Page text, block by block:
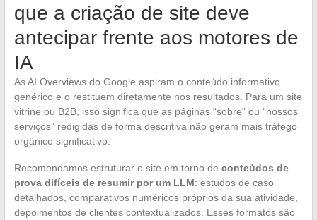
que a criação de site deve
antecipar frente aos motores de
IA
As AI Overviews do Google aspiram o conteúdo informativo
genérico e o restituem diretamente nos resultados. Para um site
vitrine ou B2B, isso significa que as páginas “sobre” ou “nossos
serviços” redigidas de forma descritiva não geram mais tráfego
orgânico significativo.
Recomendamos estruturar o site em torno de conteúdos de
prova difíceis de resumir por um LLM: estudos de caso
detalhados, comparativos numéricos próprios da sua atividade,
depoimentos de clientes contextualizados. Esses formatos são